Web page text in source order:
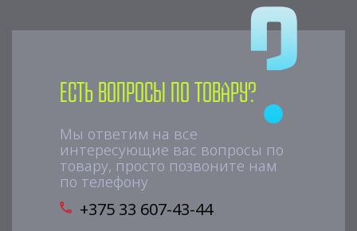
Есть вопросы по товару?
Мы ответим на все
интересующие вас вопросы по
товару, просто позвоните нам
по телефону
+375 33 607-43-44